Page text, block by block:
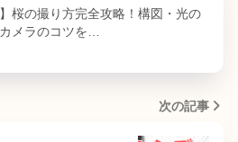
】桜の撮り方完全攻略！構図・光の
メラのコツを…
次の記事